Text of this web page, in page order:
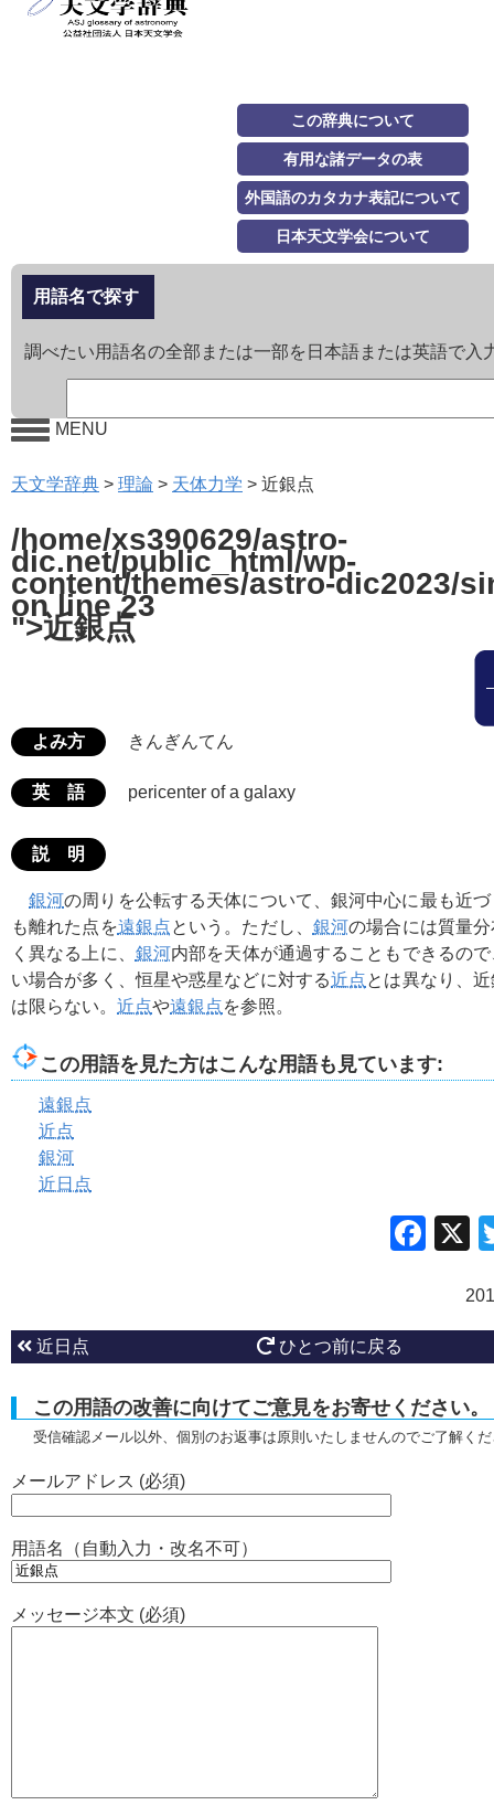
この辞典について
有用な諸データの表
外国語のカタカナ表記について
日本天文学会について
用語名で探す
調べたい用語名の全部または一部を日本語または英語で入
MENU
天文学辞典 > 理論 > 天体力学 > 近銀点
/home/xs390629/astro-
dic.net/public_html/wp-
content/themes/astro-dic2023/
on line23
">近銀点
よみ方 きんぎんてん
英 語 pericenter of a galaxy
説 明
銀河の周りを公転する天体について、銀河中心に最も近
も離れた点を遠銀点という。ただし、 銀河の場合には質量
く異なる上に、 銀河内部を天体が通過することもできるの
い場合が多く、恒星や惑星などに対する近点とは異なり、
は限らない。 近点や遠銀点を参照。
この用語を見た方はこんな用語も見ています:
遠銀点
近点
銀河
近日点
近日点 ひとつ前に戻る
この用語の改善に向けてご意見をお寄せください。
受信確認メール以外、個別のお返事は原則いたしませんのでご了解く
メールアドレス (必須)
用語名（自動入力・改名不可）
メッセージ本文 (必須)